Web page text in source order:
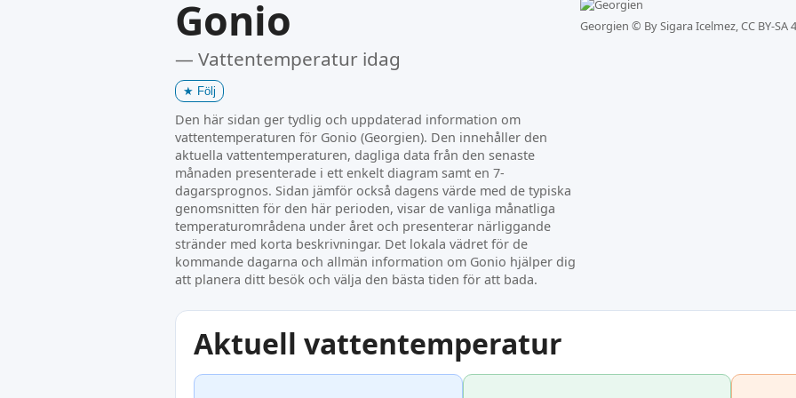
Gonio
— Vattentemperatur idag
★ Följ
Den här sidan ger tydlig och uppdaterad information om
vattentemperaturen för Gonio (Georgien). Den innehåller den
aktuella vattentemperaturen, dagliga data från den senaste
månaden presenterade i ett enkelt diagram samt en 7-
dagarsprognos. Sidan jämför också dagens värde med de typiska
genomsnitten för den här perioden, visar de vanliga månatliga
temperaturområdena under året och presenterar närliggande
stränder med korta beskrivningar. Det lokala vädret för de
kommande dagarna och allmän information om Gonio hjälper dig
att planera ditt besök och välja den bästa tiden för att bada.
Georgien © By Sigara Icelmez, CC BY-SA
Aktuell vattentemperatur